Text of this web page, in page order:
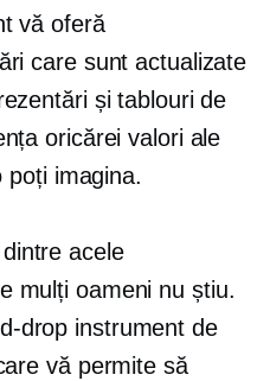
vă oferă
care sunt actualizate
și tablouri de
oricărei valori ale
poți imagina.
acele
mulți oameni nu știu.
drop instrument de
vă permite să